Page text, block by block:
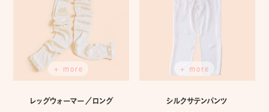
+ more
レッグウォーマー／ロング
+ more
シルクサテンパンツ